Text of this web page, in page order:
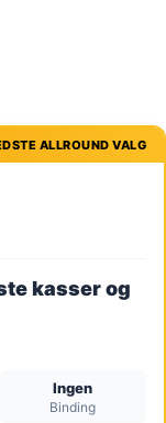
ALLROUND VALG
kasser og
Ingen
Binding